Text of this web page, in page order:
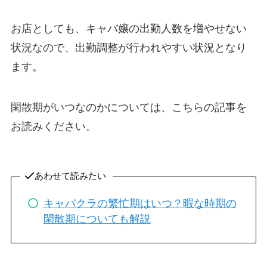
お店としても、キャバ嬢の出勤人数を増やせない
状況なので、出勤調整が行われやすい状況となり
ます。
閑散期がいつなのかについては、こちらの記事を
お読みください。
あわせて読みたい
キャバクラの繁忙期はいつ？暇な時期の
閑散期についても解説